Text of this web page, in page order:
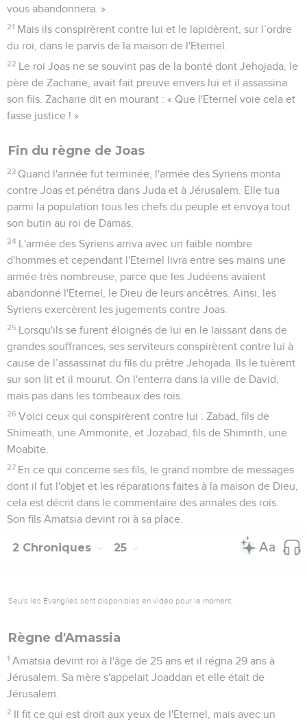
vous abandonnera. »
21 Mais ils conspirèrent contre lui et le lapidèrent, sur l’ordre
du roi, dans le parvis de la maison de l'Eternel.
22 Le roi Joas ne se souvint pas de la bonté dont Jehojada, le
père de Zacharie, avait fait preuve envers lui et il assassina
son fils. Zacharie dit en mourant : « Que l'Eternel voie cela et
fasse justice ! »
Fin du règne de Joas
23 Quand l'année fut terminée, l'armée des Syriens monta
contre Joas et pénétra dans Juda et à Jérusalem. Elle tua
parmi la population tous les chefs du peuple et envoya tout
son butin au roi de Damas.
24 L'armée des Syriens arriva avec un faible nombre
d'hommes et cependant l'Eternel livra entre ses mains une
armée très nombreuse, parce que les Judéens avaient
abandonné l'Eternel, le Dieu de leurs ancêtres. Ainsi, les
Syriens exercèrent les jugements contre Joas.
25 Lorsqu'ils se furent éloignés de lui en le laissant dans de
grandes souffrances, ses serviteurs conspirèrent contre lui à
cause de l’assassinat du fils du prêtre Jehojada. Ils le tuèrent
sur son lit et il mourut. On l'enterra dans la ville de David,
mais pas dans les tombeaux des rois.
26 Voici ceux qui conspirèrent contre lui : Zabad, fils de
Shimeath, une Ammonite, et Jozabad, fils de Shimrith, une
Moabite.
27 En ce qui concerne ses fils, le grand nombre de messages
dont il fut l'objet et les réparations faites à la maison de Dieu,
cela est décrit dans le commentaire des annales des rois.
Son fils Amatsia devint roi à sa place.
2 Chroniques 25
Seuls les Évangiles sont disponibles en vidéo pour le moment.
Règne d'Amassia
1 Amatsia devint roi à l'âge de 25 ans et il régna 29 ans à
Jérusalem. Sa mère s'appelait Joaddan et elle était de
Jérusalem.
2 Il fit ce qui est droit aux yeux de l'Eternel, mais avec un